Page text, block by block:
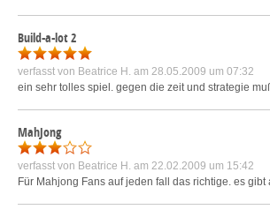
Build-a-lot 2
verfasst von Beatrice H. am 28.05.2009 um 07:32
ein sehr tolles spiel. gegen die zeit und strategie
MahJong
verfasst von Beatrice H. am 22.02.2009 um 15:42
Für Mahjong Fans auf jeden fall das richtige. es